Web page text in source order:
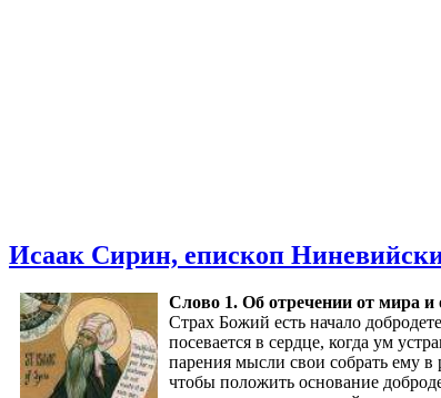
Исаак Сирин, епископ
Слово 1. Об отречении от мира
Страх Божий есть начало
посевается в сердце, когда ум
парения мысли свои собрать ему
чтобы положить основание